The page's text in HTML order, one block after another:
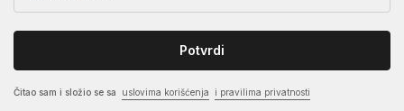
Potvrdi
Čitao sam i složio se sa uslovima korišćenja i pravilima privatnosti